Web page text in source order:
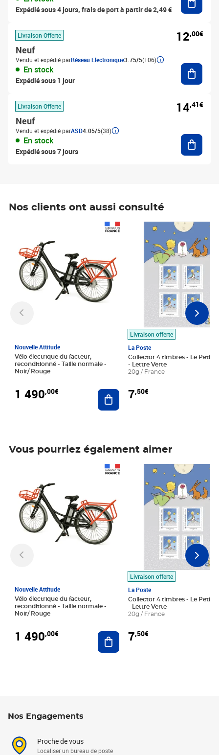
Expédié sous 4 jours, frais de port à partir de 2,49 €
Livraison Offerte
Neuf
Vendu et expédié parRéseau Electronique3.75/5(106)
En stock
Expédié sous 1 jour
12,00€
Livraison Offerte
Neuf
Vendu et expédié parASD4.05/5(38)
En stock
Expédié sous 7 jours
14,41€
Nos clients ont aussi consulté
Nouvelle Attitude
Vélo électrique du facteur,
reconditionné - Taille normale -
Noir/ Rouge
1 490,00€ Ajouter au panier
Livraison offerte
La Poste
Collector 4 timbres - Le Petit
- Lettre Verte
20g / France
7,50€
Prix 7,50€
Vous pourriez également aimer
Nouvelle Attitude
Vélo électrique du facteur,
reconditionné - Taille normale -
Noir/ Rouge
1 490,00€ Ajouter au panier
Livraison offerte
La Poste
Collector 4 timbres - Le Petit
- Lettre Verte
20g / France
7,50€
Prix 7,50€
Nos Engagements
Proche de vous
Localiser un bureau de poste